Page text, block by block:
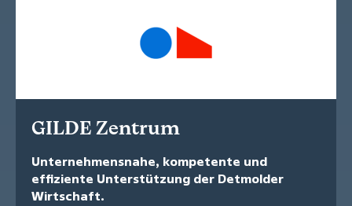
GILDE Zentrum
Unternehmensnahe, kompetente und
effiziente Unterstützung der Detmolder
Wirtschaft.